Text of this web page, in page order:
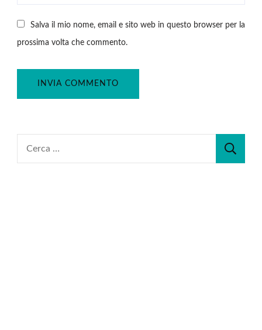
Salva il mio nome, email e sito web in questo browser per la
prossima volta che commento.